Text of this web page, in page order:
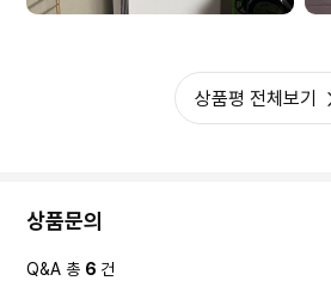
상품평 전체보기
상품문의
Q&A 총 6 건